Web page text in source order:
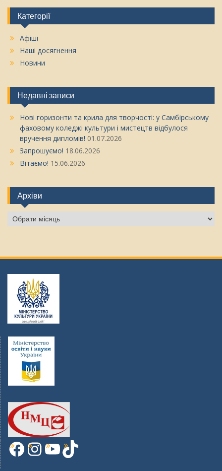
Категорії
Афіші
Наші досягнення
Новини
Недавні записи
Нові горизонти та крила для творчості: у Самбірському
фаховому коледжі культури і мистецтв відбулося
вручення дипломів! 01.07.2026
Запрошуємо! 18.06.2026
Вітаємо! 15.06.2026
Архіви
Архіви
Facebook
Instagram
YouTube
TikTok